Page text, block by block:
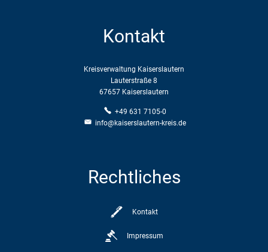
Kontakt
Kreisverwaltung Kaiserslautern
Lauterstraße 8
67657 Kaiserslautern
+49 631 7105-0
info@kaiserslautern-kreis.de
Rechtliches
Kontakt
Impressum